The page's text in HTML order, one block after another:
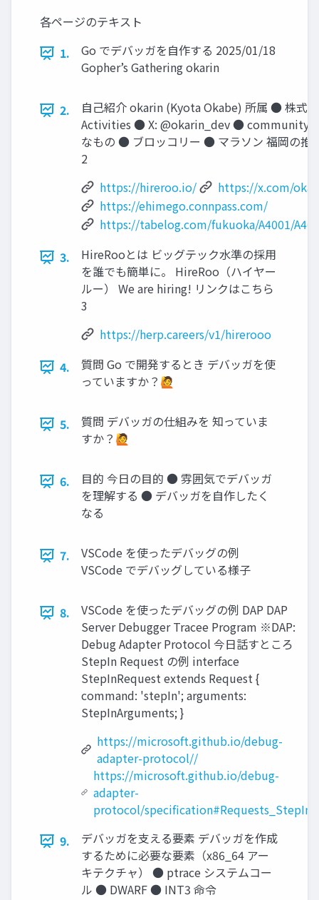
各ページのテキスト
1.
Go でデバッガを自作する 2025/01/18
Gopher’s Gathering okarin
2.
自己紹介 okarin (Kyota Okabe) 所属 ● 株式
Activities ● X: @okarin_dev ● community:
なもの ● ブロッコリー ● マラソン 福岡の推
2
https://hireroo.io/
https://x.com/
https://ehimego.connpass.com/
https://tabelog.com/fukuoka/A4001/
3.
HireRooとは ビッグテック水準の採用
を誰でも簡単に。 HireRoo（ハイヤー
ルー） We are hiring! リンクはこちら
3
https://herp.careers/v1/hirerooo
4.
質問 Go で開発するとき デバッガを使
っていますか？🙋
5.
質問 デバッガの仕組みを 知っていま
すか？🙋
6.
目的 今日の目的 ● 雰囲気でデバッガ
を理解する ● デバッガを自作したく
なる
7.
VSCode を使ったデバッグの例
VSCode でデバッグしている様子
8.
VSCode を使ったデバッグの例 DAP DAP
Server Debugger Tracee Program ※DAP:
Debug Adapter Protocol 今日話すところ
StepIn Request の例 interface
StepInRequest extends Request {
command: 'stepIn'; arguments:
StepInArguments; }
https://microsoft.github.io/debug-
adapter-protocol//
https://microsoft.github.io/debug-
adapter-
protocol/specification#Requests_StepIn
9.
デバッガを支える要素 デバッガを作成
するために必要な要素（x86_64 アー
キテクチャ） ● ptrace システムコー
ル ● DWARF ● INT3 命令